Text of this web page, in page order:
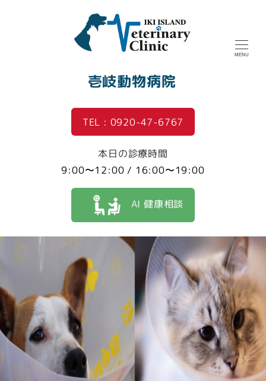
壱岐動物病院
MENU
TEL : 0920-47-6767
本日の診療時間
9:00〜12:00 / 16:00〜19:00
AI 健康相談